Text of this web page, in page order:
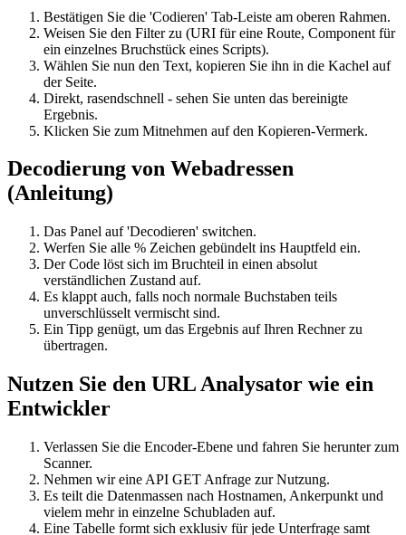
Bestätigen Sie die 'Codieren' Tab-Leiste am oberen Rahmen.
Weisen Sie den Filter zu (URI für eine Route, Component für
ein einzelnes Bruchstück eines Scripts).
Wählen Sie nun den Text, kopieren Sie ihn in die Kachel auf
der Seite.
Direkt, rasendschnell - sehen Sie unten das bereinigte
Ergebnis.
Klicken Sie zum Mitnehmen auf den Kopieren-Vermerk.
Decodierung von Webadressen
(Anleitung)
Das Panel auf 'Decodieren' switchen.
Werfen Sie alle % Zeichen gebündelt ins Hauptfeld ein.
Der Code löst sich im Bruchteil in einen absolut
verständlichen Zustand auf.
Es klappt auch, falls noch normale Buchstaben teils
unverschlüsselt vermischt sind.
Ein Tipp genügt, um das Ergebnis auf Ihren Rechner zu
übertragen.
Nutzen Sie den URL Analysator wie ein
Entwickler
Verlassen Sie die Encoder-Ebene und fahren Sie herunter zum
Scanner.
Nehmen wir eine API GET Anfrage zur Nutzung.
Es teilt die Datenmassen nach Hostnamen, Ankerpunkt und
vielem mehr in einzelne Schubladen auf.
Eine Tabelle formt sich exklusiv für jede Unterfrage samt